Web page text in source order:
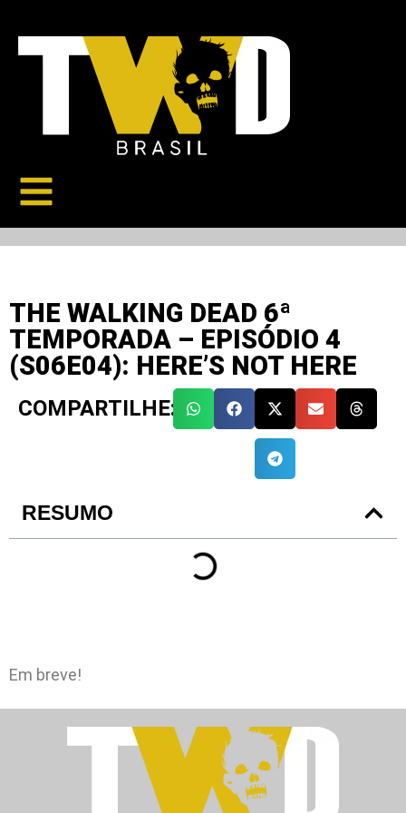
THE WALKING DEAD 6ª
TEMPORADA – EPISÓDIO 4
(S06E04): HERE’S NOT HERE
COMPARTILHE:
RESUMO
Em breve!